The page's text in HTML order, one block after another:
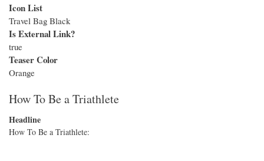
Icon List
Travel Bag Black
Is External Link?
true
Teaser Color
Orange
How To Be a Triathlete
Headline
How To Be a Triathlete: